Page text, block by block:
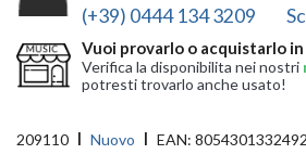
(+39) 0444 134 3209
Vuoi provarlo o acquistarlo
Verifica la disponibilita nei nostri
potresti trovarlo anche usato!
209110 Nuovo EAN: 8054301332492